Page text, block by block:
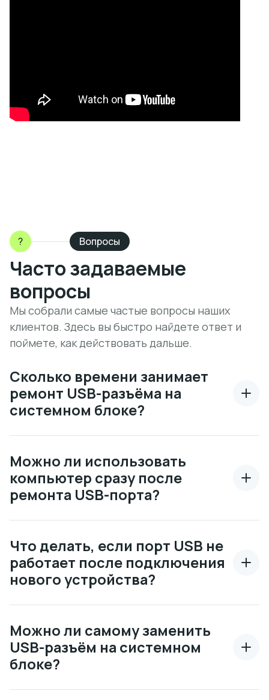
? Вопросы
Часто задаваемые
вопросы
Мы собрали самые частые вопросы наших
клиентов. Здесь вы быстро найдете ответ и
поймете, как действовать дальше.
Сколько времени занимает
ремонт USB-разъёма на
системном блоке?
Можно ли использовать
компьютер сразу после
ремонта USB-порта?
Что делать, если порт USB не
работает после подключения
нового устройства?
Можно ли самому заменить
USB-разъём на системном
блоке?